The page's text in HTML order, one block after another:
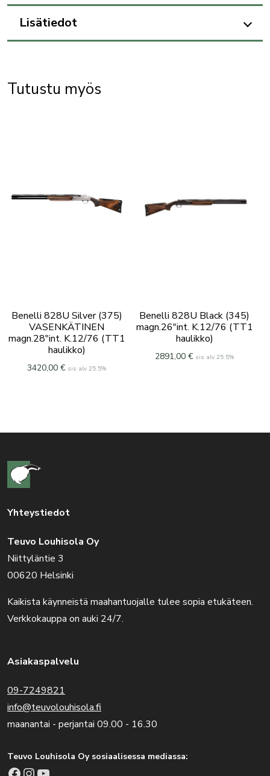
Lisätiedot
Tutustu myös
Benelli 828U Silver (375)
VASENKÄTINEN
magn.28″int. K.12/76 (TT1
haulikko)
3420,00 € sis alv 25.5%
Benelli 828U Black (345)
magn.26″int. K.12/76 (TT1
haulikko)
2891,00 € sis alv 25.5%
Yhteystiedot
Teuvo Louhisola Oy
Niittyläntie 3
00620 Helsinki
Kaikista käynneistä maahantuojalle tulee sopia etukäteen.
Verkkokauppa on auki 24/7.
Asiakaspalvelu
09-7249821
info@teuvolouhisola.fi
maanantai - perjantai 09.00 - 16.30
Teuvo Louhisola Oy sosiaalisessa mediassa: